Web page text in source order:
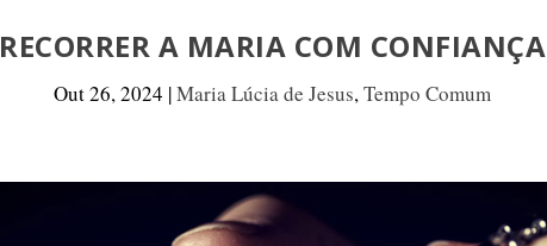
RECORRER A MARIA COM CONFIANÇA
Out 26, 2024 |Maria Lúcia de Jesus,Tempo Comum